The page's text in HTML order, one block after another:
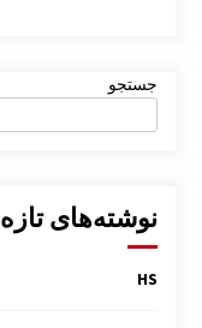
جستجو
نوشته‌های تازه
HS